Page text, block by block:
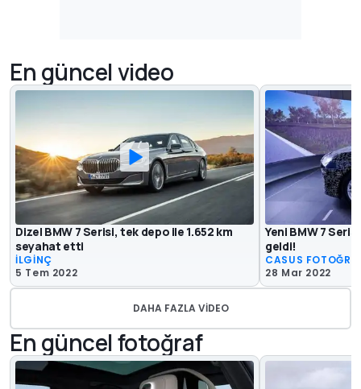
En güncel video
Dizel BMW 7 Serisi, tek depo ile 1.652 km
seyahat etti
İLGİNÇ
5 Tem 2022
Yeni BMW 7
geldi!
CASUS
28 Mar 2022
DAHA FAZLA VIDEO
En güncel fotoğraf